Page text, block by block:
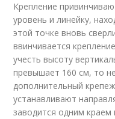
Крепление
уровень и линейку,
этой точке вновь
ввинчивается
учесть высоту
превышает 160 см, то
дополнительный
устанавливают
заводится одним краем